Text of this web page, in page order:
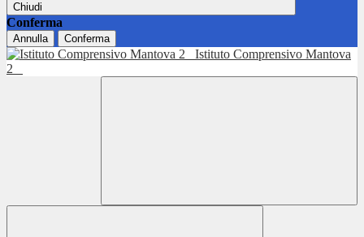
Chiudi
Conferma
Annulla Conferma
Istituto Comprensivo Mantova
2